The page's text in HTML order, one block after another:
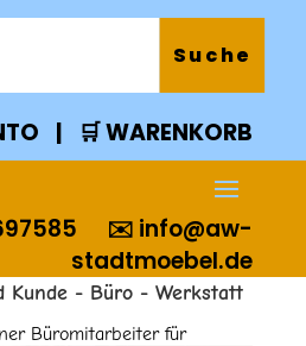
| 🛒 WARENKORB
✉️ info@aw-
stadtmoebel.de
Kunde - Büro - Werkstatt
Büromitarbeiter für